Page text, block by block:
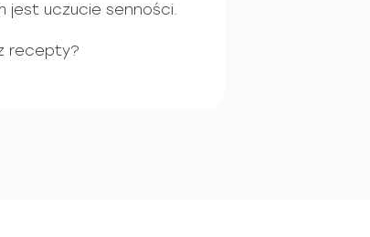
jest uczucie senności.
recepty?